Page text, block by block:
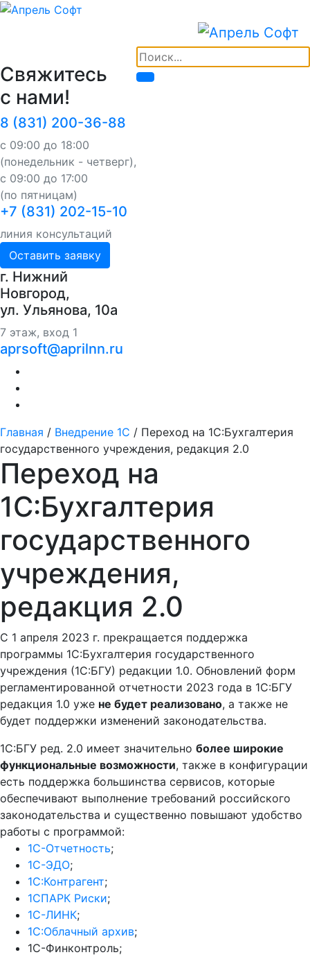
Свяжитесь
с нами!
8 (831) 200-36-88
с 09:00 до 18:00
(понедельник - четверг),
с 09:00 до 17:00
(по пятницам)
+7 (831) 202-15-10
линия консультаций
Оставить заявку
г. Нижний
Новгород,
ул. Ульянова, 10a
7 этаж, вход 1
aprsoft@aprilnn.ru
Главная / Внедрение 1С / Переход на 1С:Бухгалтерия
государственного учреждения, редакция 2.0
Переход на
1С:Бухгалтерия
государственного
учреждения,
редакция 2.0
С 1 апреля 2023 г. прекращается поддержка
программы 1С:Бухгалтерия государственного
учреждения (1С:БГУ) редакции 1.0. Обновлений форм
регламентированной отчетности 2023 года в 1С:БГУ
редакция 1.0 уже не будет реализовано, а также не
будет поддержки изменений законодательства.
1С:БГУ ред. 2.0 имеет значительно более широкие
функциональные возможности, также в конфигурации
есть поддержка большинства сервисов, которые
обеспечивают выполнение требований российского
законодательства и существенно повышают удобство
работы с программой:
1С-Отчетность;
1С-ЭДО;
1С:Контрагент;
1СПАРК Риски;
1С-ЛИНК;
1C:Облачный архив;
1С-Финконтроль;